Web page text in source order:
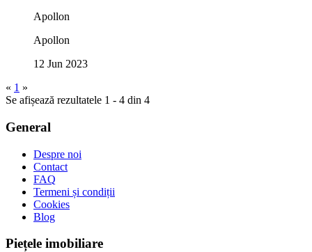
Apollon
Apollon
12 Jun 2023
« 1 »
Se afișează rezultatele 1 - 4 din 4
General
Despre noi
Contact
FAQ
Termeni și condiții
Cookies
Blog
Piețele imobiliare